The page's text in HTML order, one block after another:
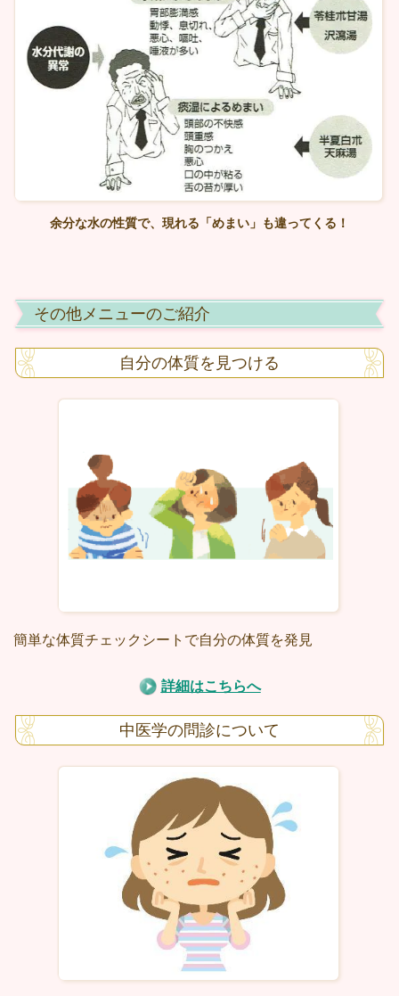
余分な水の性質で、現れる「めまい」も違ってくる！
その他メニューのご紹介
自分の体質を見つける
簡単な体質チェックシートで自分の体質を発見
詳細はこちらへ
中医学の問診について